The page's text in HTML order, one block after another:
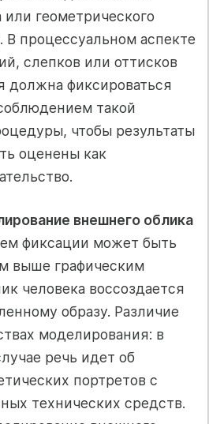
геометрического
В процессуальном аспекте
слепков или оттисков
должна фиксироваться
такой
чтобы результаты
оценены как
внешнего облика
фиксации может быть
выше графическим
человека воссоздается
образу. Различие
моделирования: в
речь идет об
портретов с
технических средств.